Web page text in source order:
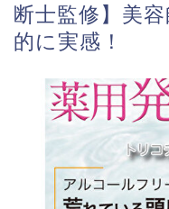
断士監修】美
的に実感！